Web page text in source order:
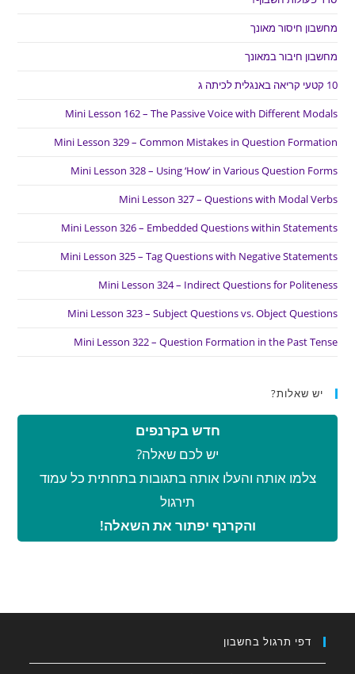
מחשבון חיסור מאונך
מחשבון חיבור במאונך
10 קטעי קריאה באנגלית לכיתה ג
Mini Lesson 162 – The Passive Voice with Different Modals
Mini Lesson 329 – Common Mistakes in Question Formation
Mini Lesson 328 – Using ‘How’ in Various Question Forms
Mini Lesson 327 – Questions with Modal Verbs
Mini Lesson 326 – Embedded Questions within Statements
Mini Lesson 325 – Tag Questions with Negative Statements
Mini Lesson 324 – Indirect Questions for Politeness
Mini Lesson 323 – Subject Questions vs. Object Questions
Mini Lesson 322 – Question Formation in the Past Tense
יש שאלות?
חדש בקרנפים
יש לכם שאלה?
צלמו אותה והעלו אותה בתגובות בתחתית כל עמוד
תירגול
והקרנף יפתור את השאלה!
דפי תרגול בחשבון